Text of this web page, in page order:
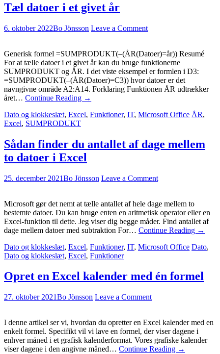
Tæl datoer i et givet år
6. oktober 2022Bo Jönsson Leave a Comment
Generisk formel =SUMPRODUKT(–(ÅR(Datoer)=år)) Resumé
For at tælle datoer i et givet år kan du bruge funktionerne
SUMPRODUKT og ÅR. I det viste eksempel er formlen i D3:
=SUMPRODUKT(–(ÅR(Datoer)=C3)) hvor datoer er det
navngivne område A2:A14. Forklaring Funktionen ÅR udtrækker
året… Continue Reading →
Dato og klokkeslæt, Excel, Funktioner, IT, Microsoft Office ÅR,
Excel, SUMPRODUKT
Sådan finder du antallet af dage mellem
to datoer i Excel
25. december 2021Bo Jönsson Leave a Comment
Microsoft gør det nemt at tælle antallet af hele dage mellem to
bestemte datoer. Du kan bruge enten en aritmetisk operator eller en
Excel-funktion til dette. Jeg viser dig begge måder. Find antallet af
dage mellem datoer med subtraktion For… Continue Reading →
Dato og klokkeslæt, Excel, Funktioner, IT, Microsoft Office Dato,
Dato og klokkeslæt, Excel, Funktioner
Opret en Excel kalender med én formel
27. oktober 2021Bo Jönsson Leave a Comment
I denne artikel ser vi, hvordan du opretter en Excel kalender med en
enkelt formel. Specifikt vil vi lave en formel, der viser dagene i
enhver måned i et grafisk kalenderformat. Vores grafiske kalender
viser dagene i den angivne måned… Continue Reading →